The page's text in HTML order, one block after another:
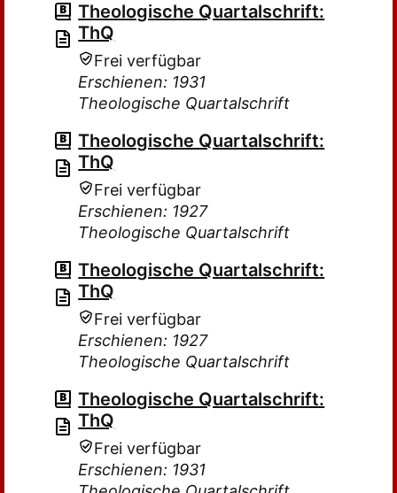
Theologische Quartalschrift:
ThQ
Frei verfügbar
Erschienen: 1931
Theologische Quartalschrift
Theologische Quartalschrift:
ThQ
Frei verfügbar
Erschienen: 1927
Theologische Quartalschrift
Theologische Quartalschrift:
ThQ
Frei verfügbar
Erschienen: 1927
Theologische Quartalschrift
Theologische Quartalschrift:
ThQ
Frei verfügbar
Erschienen: 1931